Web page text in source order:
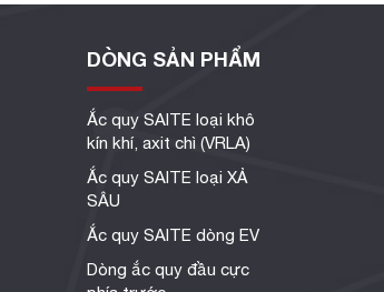
DÒNG SẢN PHẨM
Ắc quy SAITE loại khô
kín khí, axit chì (VRLA)
Ắc quy SAITE loại XẢ
SÂU
Ắc quy SAITE dòng EV
Dòng ắc quy đầu cực